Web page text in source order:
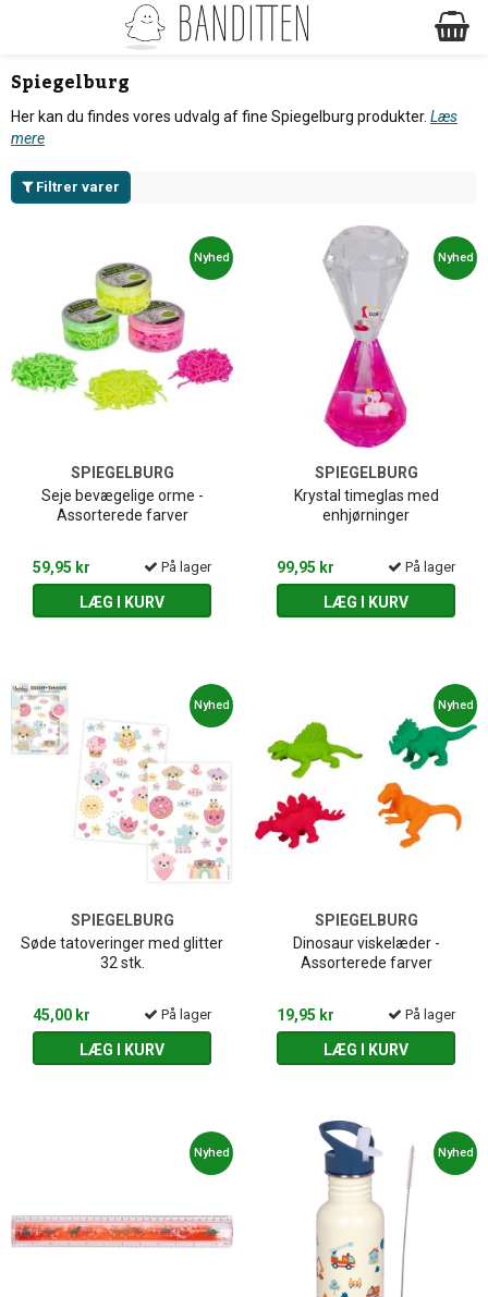
Spiegelburg
Her kan du findes vores udvalg af fine Spiegelburg produkter. Læs
mere
Filtrer varer
Nyhed
SPIEGELBURG
Seje bevægelige orme -
Assorterede farver
59,95 kr På lager
LÆG I KURV
Nyhed
SPIEGELBURG
Krystal timeglas med
enhjørninger
99,95 kr På lager
LÆG I KURV
Nyhed
SPIEGELBURG
Søde tatoveringer med glitter
32 stk.
45,00 kr På lager
LÆG I KURV
Nyhed
SPIEGELBURG
Dinosaur viskelæder -
Assorterede farver
19,95 kr På lager
LÆG I KURV
Nyhed Nyhed